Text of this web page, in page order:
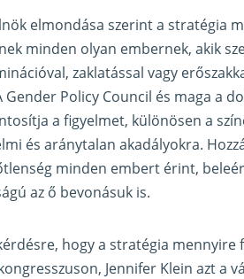
elmondása szerint a stratégia
minden olyan embernek, akik
zaklatással vagy
Gender Policy Council és maga a
a figyelmet, különösen a
és aránytalan akadályokra.
minden embert érint,
az ő bevonásuk is.
hogy a stratégia mennyire
Jennifer Klein azt a